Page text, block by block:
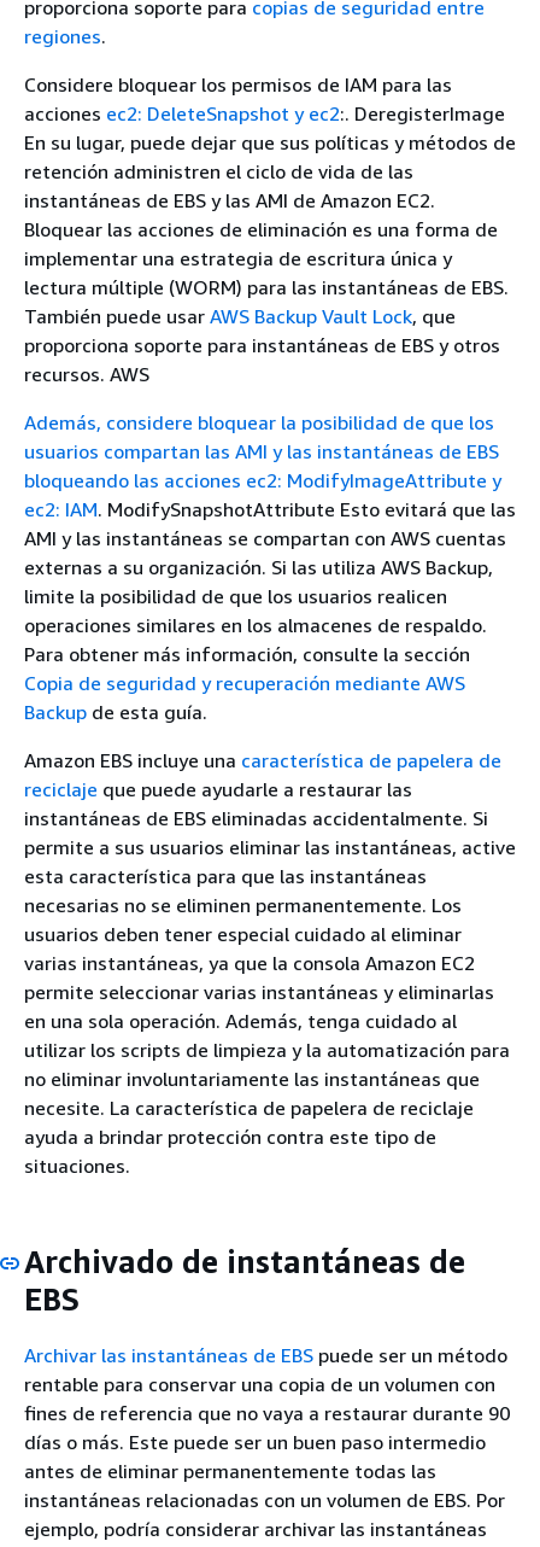
proporciona soporte para copias de seguridad entre
regiones.
Considere bloquear los permisos de IAM para las
acciones ec2: DeleteSnapshot y ec2:. DeregisterImage
En su lugar, puede dejar que sus políticas y métodos de
retención administren el ciclo de vida de las
instantáneas de EBS y las AMI de Amazon EC2.
Bloquear las acciones de eliminación es una forma de
implementar una estrategia de escritura única y
lectura múltiple (WORM) para las instantáneas de EBS.
También puede usar AWS Backup Vault Lock, que
proporciona soporte para instantáneas de EBS y otros
recursos. AWS
Además, considere bloquear la posibilidad de que los
usuarios compartan las AMI y las instantáneas de EBS
bloqueando las acciones ec2: ModifyImageAttribute y
ec2: IAM. ModifySnapshotAttribute Esto evitará que las
AMI y las instantáneas se compartan con AWS cuentas
externas a su organización. Si las utiliza AWS Backup,
limite la posibilidad de que los usuarios realicen
operaciones similares en los almacenes de respaldo.
Para obtener más información, consulte la sección
Copia de seguridad y recuperación mediante AWS
Backup de esta guía.
Amazon EBS incluye una característica de papelera de
reciclaje que puede ayudarle a restaurar las
instantáneas de EBS eliminadas accidentalmente. Si
permite a sus usuarios eliminar las instantáneas, active
esta característica para que las instantáneas
necesarias no se eliminen permanentemente. Los
usuarios deben tener especial cuidado al eliminar
varias instantáneas, ya que la consola Amazon EC2
permite seleccionar varias instantáneas y eliminarlas
en una sola operación. Además, tenga cuidado al
utilizar los scripts de limpieza y la automatización para
no eliminar involuntariamente las instantáneas que
necesite. La característica de papelera de reciclaje
ayuda a brindar protección contra este tipo de
situaciones.
Archivado de instantáneas de
EBS
Archivar las instantáneas de EBS puede ser un método
rentable para conservar una copia de un volumen con
fines de referencia que no vaya a restaurar durante 90
días o más. Este puede ser un buen paso intermedio
antes de eliminar permanentemente todas las
instantáneas relacionadas con un volumen de EBS. Por
ejemplo, podría considerar archivar las instantáneas